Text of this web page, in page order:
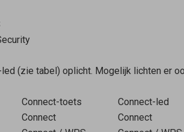
(zie tabel) oplicht. Mogelijk lichten er
Connect-toets
Connect-led
Connect
Connect